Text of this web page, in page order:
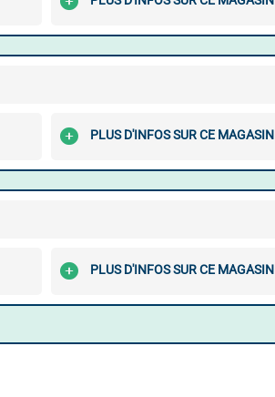
PLUS D'INFOS SUR CE MAGASIN
PLUS D'INFOS SUR CE MAGASIN